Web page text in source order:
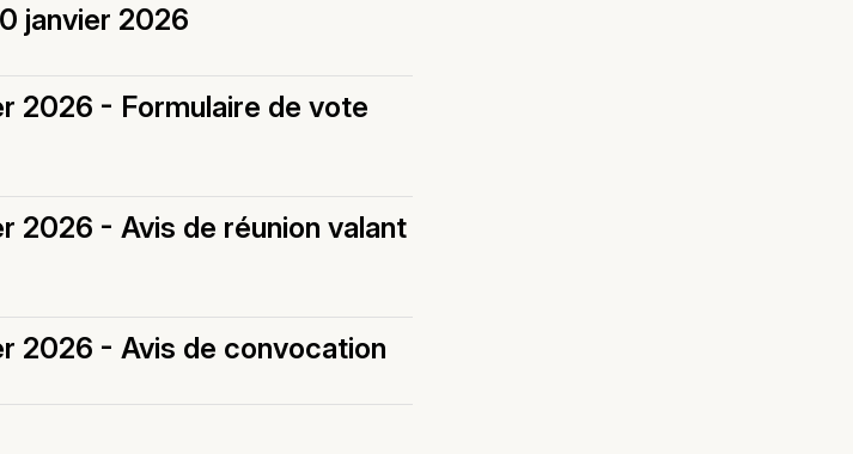
janvier 2026
2026 - Formulaire de vote
2026 - Avis de réunion valant
2026 - Avis de convocation